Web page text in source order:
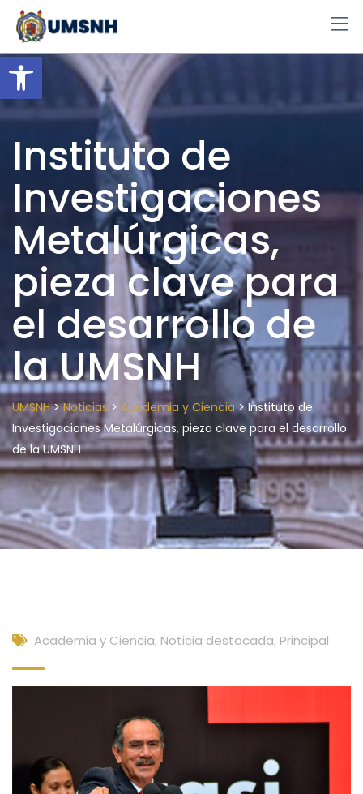
Open toolbar
Skip
content
Instituto de
Investigaciones
Metalúrgicas,
pieza clave para
el desarrollo de
la UMSNH
UMSNH>Noticias > Academia y Ciencia>Instituto de
Investigaciones Metalúrgicas, pieza clave para el desarrollo
de la UMSNH
Academia y Ciencia, Noticia destacada, Principal